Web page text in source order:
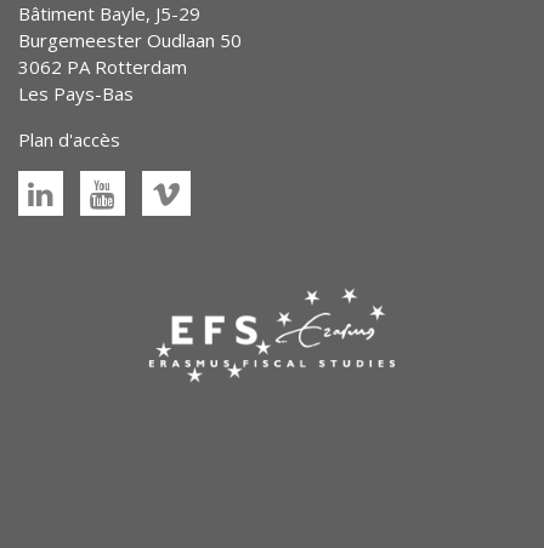
Bâtiment Bayle, J5-29
Burgemeester Oudlaan 50
3062 PA Rotterdam
Les Pays-Bas
Plan d'accès